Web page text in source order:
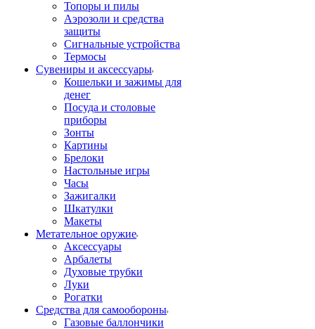
Топоры и пилы
Аэрозоли и средства
защиты
Сигнальные устройства
Термосы
Сувениры и аксессуары
Кошельки и зажимы для
денег
Посуда и столовые
приборы
Зонты
Картины
Брелоки
Настольные игры
Часы
Зажигалки
Шкатулки
Макеты
Метательное оружие
Аксессуары
Арбалеты
Духовые трубки
Луки
Рогатки
Средства для самообороны
Газовые баллончики